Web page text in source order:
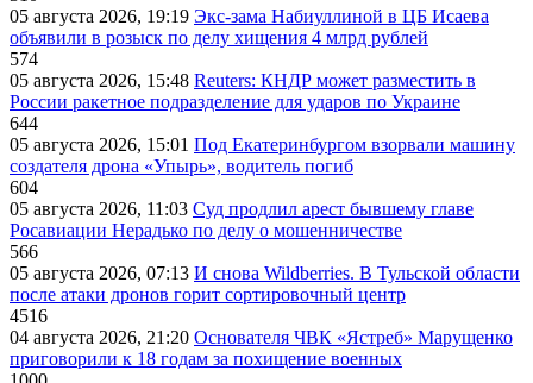
05 августа 2026, 19:19 Экс-зама Набиуллиной в ЦБ Исаева
объявили в розыск по делу хищения 4 млрд рублей
574
05 августа 2026, 15:48 Reuters: КНДР может разместить в
России ракетное подразделение для ударов по Украине
644
05 августа 2026, 15:01 Под Екатеринбургом взорвали машину
создателя дрона «Упырь», водитель погиб
604
05 августа 2026, 11:03 Суд продлил арест бывшему главе
Росавиации Нерадько по делу о мошенничестве
566
05 августа 2026, 07:13 И снова Wildberries. В Тульской области
после атаки дронов горит сортировочный центр
4516
04 августа 2026, 21:20 Основателя ЧВК «Ястреб» Марущенко
приговорили к 18 годам за похищение военных